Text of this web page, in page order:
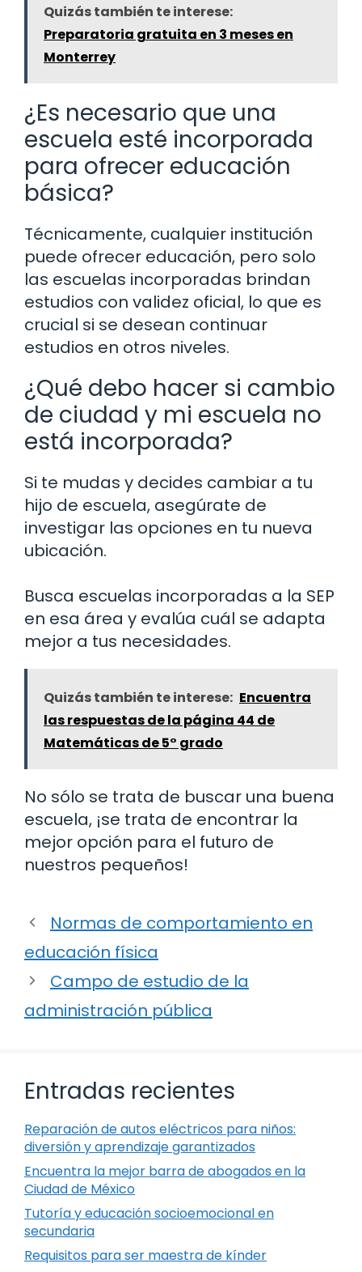
Quizás también te interese:
Preparatoria gratuita en 3 meses en
Monterrey
¿Es necesario que una
escuela esté incorporada
para ofrecer educación
básica?
Técnicamente, cualquier institución
puede ofrecer educación, pero solo
las escuelas incorporadas brindan
estudios con validez oficial, lo que es
crucial si se desean continuar
estudios en otros niveles.
¿Qué debo hacer si cambio
de ciudad y mi escuela no
está incorporada?
Si te mudas y decides cambiar a tu
hijo de escuela, asegúrate de
investigar las opciones en tu nueva
ubicación.
Busca escuelas incorporadas a la SEP
en esa área y evalúa cuál se adapta
mejor a tus necesidades.
Quizás también te interese: Encuentra
las respuestas de la página 44 de
Matemáticas de 5° grado
No sólo se trata de buscar una buena
escuela, ¡se trata de encontrar la
mejor opción para el futuro de
nuestros pequeños!
Normas de comportamiento en
educación física
Campo de estudio de la
administración pública
Entradas recientes
Reparación de autos eléctricos para niños:
diversión y aprendizaje garantizados
Encuentra la mejor barra de abogados en la
Ciudad de México
Tutoría y educación socioemocional en
secundaria
Requisitos para ser maestra de kínder